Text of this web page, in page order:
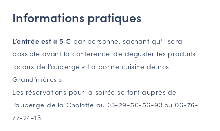
Responsables de structures
Informations pratiques
L’entrée est à 5 € par personne, sachant qu’il sera
possible avant la conférence, de déguster les produits
locaux de l’auberge « La bonne cuisine de nos
Grand’mères ».
Les réservations pour la soirée se font auprès de
l’auberge de la Cholotte au 03-29-50-56-93 ou 06-76-
77-24-13